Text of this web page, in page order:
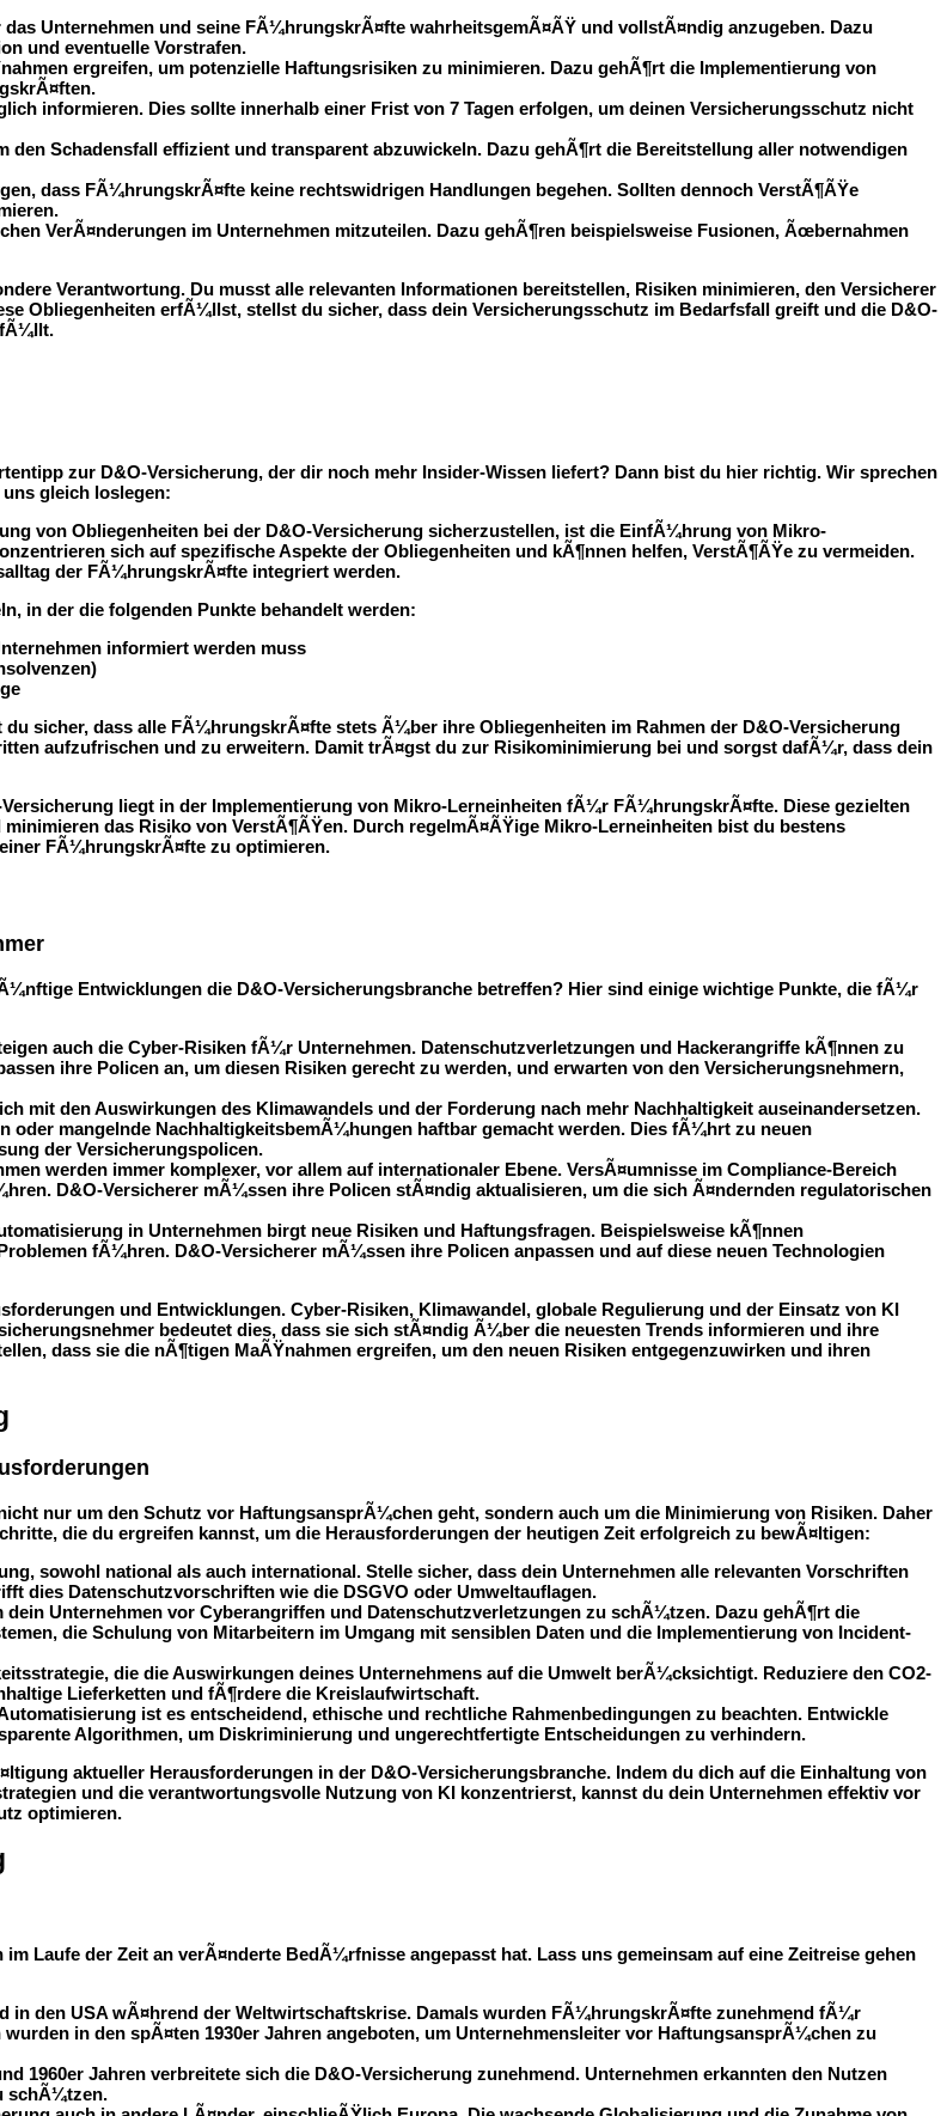
Unternehmen und seine FÃ¼hrungskrÃ¤fte wahrheitsgemÃ¤ÃŸ und vollstÃ¤ndig anzugeben. Dazu
und eventuelle Vorstrafen.
ergreifen, um potenzielle Haftungsrisiken zu minimieren. Dazu gehÃ¶rt die Implementierung von
informieren. Dies sollte innerhalb einer Frist von 7 Tagen erfolgen, um deinen Versicherungsschutz nicht
den Schadensfall effizient und transparent abzuwickeln. Dazu gehÃ¶rt die Bereitstellung aller notwendigen
dass FÃ¼hrungskrÃ¤fte keine rechtswidrigen Handlungen begehen. Sollten dennoch VerstÃ¶ÃŸe
VerÃ¤nderungen im Unternehmen mitzuteilen. Dazu gehÃ¶ren beispielsweise Fusionen, Ãœbernahmen
Verantwortung. Du musst alle relevanten Informationen bereitstellen, Risiken minimieren, den Versicherer
Obliegenheiten erfÃ¼llst, stellst du sicher, dass dein Versicherungsschutz im Bedarfsfall greift und die D&O-
zur D&O-Versicherung, der dir noch mehr Insider-Wissen liefert? Dann bist du hier richtig. Wir sprechen
gleich loslegen:
von Obliegenheiten bei der D&O-Versicherung sicherzustellen, ist die EinfÃ¼hrung von Mikro-
sich auf spezifische Aspekte der Obliegenheiten und kÃ¶nnen helfen, VerstÃ¶ÃŸe zu vermeiden.
der FÃ¼hrungskrÃ¤fte integriert werden.
in der die folgenden Punkte behandelt werden:
informiert werden muss
sicher, dass alle FÃ¼hrungskrÃ¤fte stets Ã¼ber ihre Obliegenheiten im Rahmen der D&O-Versicherung
aufzufrischen und zu erweitern. Damit trÃ¤gst du zur Risikominimierung bei und sorgst dafÃ¼r, dass dein
liegt in der Implementierung von Mikro-Lerneinheiten fÃ¼r FÃ¼hrungskrÃ¤fte. Diese gezielten
das Risiko von VerstÃ¶ÃŸen. Durch regelmÃ¤ÃŸige Mikro-Lerneinheiten bist du bestens
FÃ¼hrungskrÃ¤fte zu optimieren.
Entwicklungen die D&O-Versicherungsbranche betreffen? Hier sind einige wichtige Punkte, die fÃ¼r
auch die Cyber-Risiken fÃ¼r Unternehmen. Datenschutzverletzungen und Hackerangriffe kÃ¶nnen zu
ihre Policen an, um diesen Risiken gerecht zu werden, und erwarten von den Versicherungsnehmern,
mit den Auswirkungen des Klimawandels und der Forderung nach mehr Nachhaltigkeit auseinandersetzen.
mangelnde NachhaltigkeitsbemÃ¼hungen haftbar gemacht werden. Dies fÃ¼hrt zu neuen
der Versicherungspolicen.
werden immer komplexer, vor allem auf internationaler Ebene. VersÃ¤umnisse im Compliance-Bereich
D&O-Versicherer mÃ¼ssen ihre Policen stÃ¤ndig aktualisieren, um die sich Ã¤ndernden regulatorischen
in Unternehmen birgt neue Risiken und Haftungsfragen. Beispielsweise kÃ¶nnen
fÃ¼hren. D&O-Versicherer mÃ¼ssen ihre Policen anpassen und auf diese neuen Technologien
und Entwicklungen. Cyber-Risiken, Klimawandel, globale Regulierung und der Einsatz von KI
bedeutet dies, dass sie sich stÃ¤ndig Ã¼ber die neuesten Trends informieren und ihre
dass sie die nÃ¶tigen MaÃŸnahmen ergreifen, um den neuen Risiken entgegenzuwirken und ihren
nur um den Schutz vor HaftungsansprÃ¼chen geht, sondern auch um die Minimierung von Risiken. Daher
die du ergreifen kannst, um die Herausforderungen der heutigen Zeit erfolgreich zu bewÃ¤ltigen:
sowohl national als auch international. Stelle sicher, dass dein Unternehmen alle relevanten Vorschriften
dies Datenschutzvorschriften wie die DSGVO oder Umweltauflagen.
Unternehmen vor Cyberangriffen und Datenschutzverletzungen zu schÃ¼tzen. Dazu gehÃ¶rt die
die Schulung von Mitarbeitern im Umgang mit sensiblen Daten und die Implementierung von Incident-
die die Auswirkungen deines Unternehmens auf die Umwelt berÃ¼cksichtigt. Reduziere den CO2-
Lieferketten und fÃ¶rdere die Kreislaufwirtschaft.
ist es entscheidend, ethische und rechtliche Rahmenbedingungen zu beachten. Entwickle
Algorithmen, um Diskriminierung und ungerechtfertigte Entscheidungen zu verhindern.
aktueller Herausforderungen in der D&O-Versicherungsbranche. Indem du dich auf die Einhaltung von
und die verantwortungsvolle Nutzung von KI konzentrierst, kannst du dein Unternehmen effektiv vor
optimieren.
Laufe der Zeit an verÃ¤nderte BedÃ¼rfnisse angepasst hat. Lass uns gemeinsam auf eine Zeitreise gehen
in den USA wÃ¤hrend der Weltwirtschaftskrise. Damals wurden FÃ¼hrungskrÃ¤fte zunehmend fÃ¼r
in den spÃ¤ten 1930er Jahren angeboten, um Unternehmensleiter vor HaftungsansprÃ¼chen zu
1960er Jahren verbreitete sich die D&O-Versicherung zunehmend. Unternehmen erkannten den Nutzen
schÃ¼tzen.